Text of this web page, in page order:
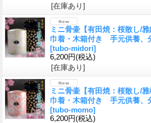
[在庫あり]
ミニ骨壷【有田焼：桜散し/
巾着・木箱付き 手元供養
[tubo-midori]
6,200円(税込)
[在庫あり]
ミニ骨壷【有田焼：桜散し/
巾着・木箱付き 手元供養
[tubo-momo]
6,200円(税込)